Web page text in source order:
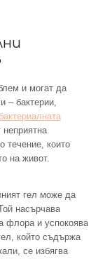
и могат да
– бактерии,
течение, които
на живот.
гел може да
насърчава
флора и успокоява
който съдържа
се избягва